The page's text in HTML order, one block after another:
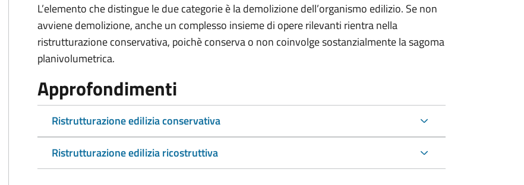
L’elemento che distingue le due categorie è la demolizione dell’organismo edilizio. Se non
avviene demolizione, anche un complesso insieme di opere rilevanti rientra nella
ristrutturazione conservativa, poichè conserva o non coinvolge sostanzialmente la sagoma
planivolumetrica.
Approfondimenti
Ristrutturazione edilizia conservativa
Ristrutturazione edilizia ricostruttiva